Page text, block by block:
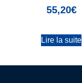
55,20€
Lire la suite